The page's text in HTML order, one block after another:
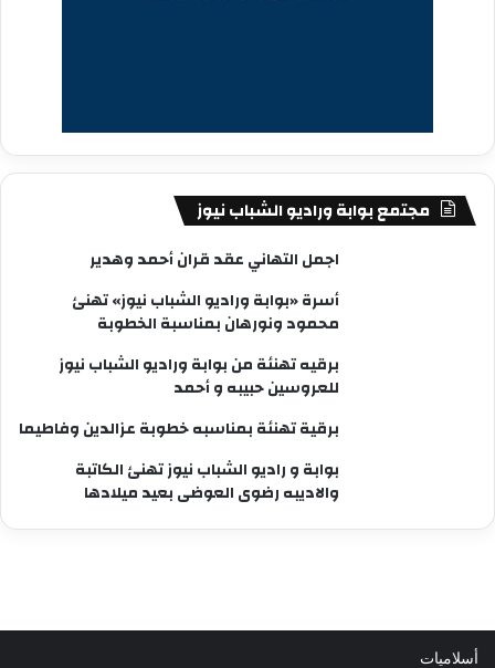
مجتمع بوابة وراديو الشباب نيوز
اجمل التهاني عقد قران أحمد وهدير
أسرة «بوابة وراديو الشباب نيوز» تهنئ
محمود ونورهان بمناسبة الخطوبة
برقيه تهنئة من بوابة وراديو الشباب نيوز
للعروسين حبيبه و أحمد
برقية تهنئة بمناسبه خطوبة عزالدين وفاطيما
بوابة و راديو الشباب نيوز تهنئ الكاتبة
والاديبه رضوى العوضى بعيد ميلادها
أسلاميات